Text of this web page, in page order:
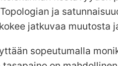
ja
jatkuvaa muutosta
sopeutumalla